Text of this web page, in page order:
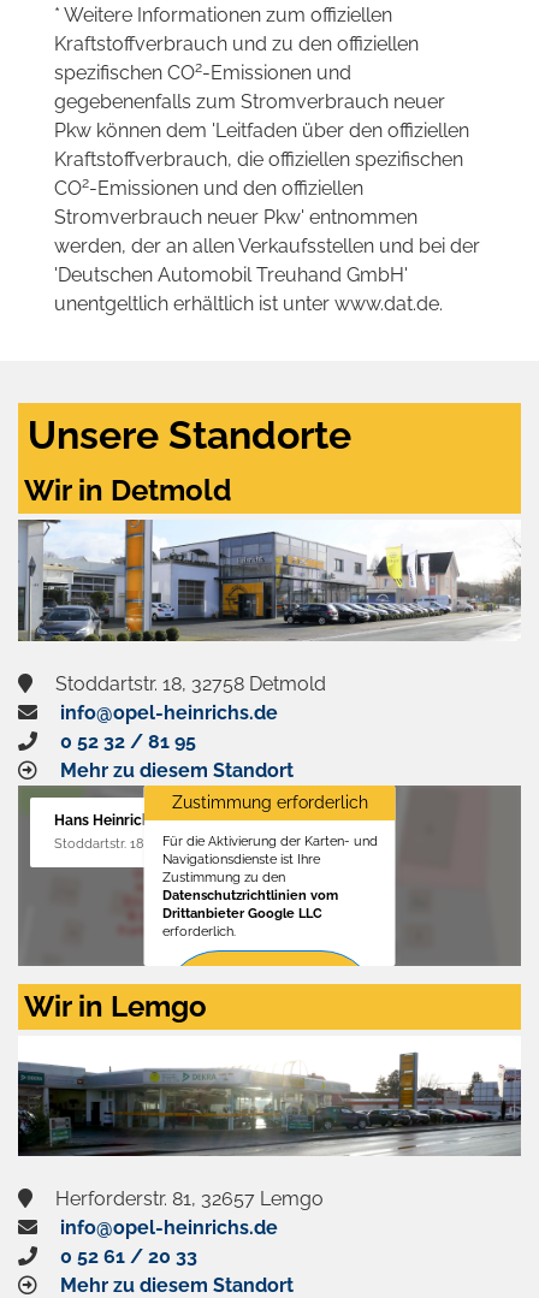
* Weitere Informationen zum offiziellen
Kraftstoffverbrauch und zu den offiziellen
spezifischen CO2-Emissionen und
gegebenenfalls zum Stromverbrauch neuer
Pkw können dem 'Leitfaden über den offiziellen
Kraftstoffverbrauch, die offiziellen spezifischen
CO2-Emissionen und den offiziellen
Stromverbrauch neuer Pkw' entnommen
werden, der an allen Verkaufsstellen und bei der
'Deutschen Automobil Treuhand GmbH'
unentgeltlich erhältlich ist unter www.dat.de.
Unsere Standorte
Wir in Detmold
Stoddartstr. 18, 32758 Detmold
info@opel-heinrichs.de
0 52 32 / 81 95
Mehr zu diesem Standort
Hans Heinrichs GmbH
Stoddartstr. 18, 32758 Detmold
Zustimmung erforderlich
Für die Aktivierung der Karten- und
Navigationsdienste ist Ihre
Zustimmung zu den
Datenschutzrichtlinien vom
Drittanbieter Google LLC
erforderlich.
Zustimmen
aktivieren
Wir in Lemgo
Herforderstr. 81, 32657 Lemgo
info@opel-heinrichs.de
0 52 61 / 20 33
Mehr zu diesem Standort